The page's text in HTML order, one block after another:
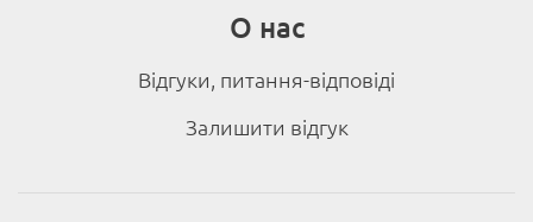
О нас
Відгуки, питання-відповіді
Залишити відгук